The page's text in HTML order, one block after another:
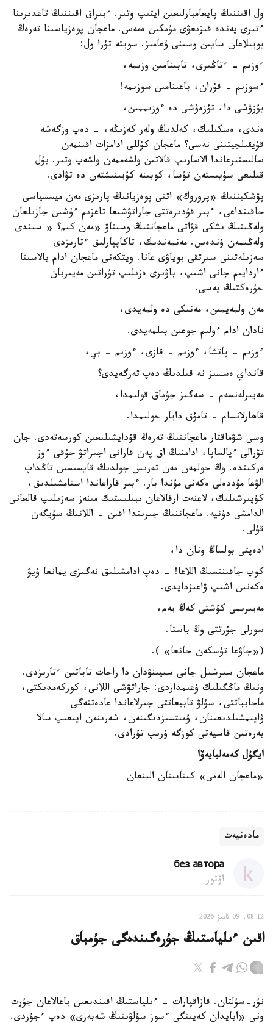
ول اقىننىڭ پايعامبارلىعىن ايتىپ وتىر. ءبىراق اقىننىڭ تاعدىرىنا
ءتىرى پەندە قىزىعۋى مۇمكىن ەمەس. ماعجان پوەزياسىنا تەرەڭ
بويىلاعان سايىن وسىنى ۇعامىز. سويتە تۇرا ول:
ءوزىم - ءتاڭىرى، تابىنامىن وزىمە،
ءسوزىم - قۇران، باعىنامىن سوزىمە!
بۇزۋشى دا، تۇزەۋشى دە ءوزىممىن،
ەندى، ەسكىلىك، كەلدىڭ ولەر كەزىڭە، - دەپ وزگەشە
قۇيقىلجيتىنى نەسى؟ ماعجان كۇللى ادامزات اقىنمەن
سالىستىرعاندا الاسارىپ قالاتىن ولشەممەن ولشەپ وتىر. بۇل
قىلىعى سۇيىستەن تۋسا، كوبىنە كۇيىنىشتەن دە تۋادى.
پۋشكيننىڭ «پروروك» اتتى پوەزيانىڭ پارىزى مەن ميسسياسى
حاقىنداعى، ءبىر قۇدىرەتتى جاراتۋشىعا تاعزىم ءۇشىن جازىلعان
ولەڭىنىڭ ىشكى قۋاتى ماعجاننىڭ وسىناۋ «مەن كىم؟ « سىندى
ولەڭىمەن ۇندەس. مەنمەندىك، تاكاپپارلىق ءتارىزدى
سەزىلەتىنى سىرتقى بوياۋى عانا. ويتكەنى ماعجان ادام بالاسىنا
ءاردايىم جانى اشىپ، باۋىرى ەزىلىپ تۇراتىن مەيىربان
جۇرەكتىڭ يەسى.
مەن ولمەيمىن، مەنىكى دە ولمەيدى،
نادان ادام ءولىم جوعىن بىلمەيدى.
ءوزىم - پاتشا، ءوزىم - قازى، ءوزىم - بي،
قانداي ەسسىز نە قىلدىڭ دەپ تەرگەيدى؟
مەيىرلەنسەم - سەگىز جۇماق قولىمدا،
قاھارلانسام - تامۇق دايار جولىمدا.
وسى شۋماقتار ماعجاننىڭ تەرەڭ قۇدايشىلىعىن كورسەتەدى. جان
تۋرالى ءپالساپا، ادامنىڭ اق پەن قارانى اجىراتۋ حۇقى ءوز
ەركىندە. وڭ جولمەن مەن تەرىس جولدىڭ قايسىسىن تاڭداپ
الۋعا مۇددەلى ەكەنى مۇندا بار. ءبىر قاراعاندا استامشىلدىق،
كۇپىرشىلىك، لاعنەت ارقالاعان ىبىلىستىك مىنەز سەزىلىپ قالعانى
الدامشى دۇنيە. ماعجاننىڭ جىرىندا اقىن - اللانىڭ سۇيگەن
قۇلى.
ادەپتى بولساڭ ونان دا،
كوپ جاقىننسىڭ اللاعا! - دەپ ادامشىلىق نەگىزى يمانعا ۇيۋ
ەكەنىن اشىپ ۋاعىزدايدى.
مەيىرىمى كۇشتى كەڭ يەم،
سورلى جۇرتتى وڭ باستا.
(«جاۋعا تۇسكەن جانعا» ).
ماعجان سىرشىل جانى سىيىنۋدان دا راحات تاباتىن ءتارىزدى.
ونىڭ ماڭگىلىك ۇعىمداردى: جاراتۋشى اللانى، كوركەمدىكتى،
ماحابباتتى، سۇلۋ تابيعاتتى جىرلاعاندا عادەتتەگى
ۋايىمشىلدىعىنان، ۇمىتسىزدىگىنەن، شەرىنەن ايىعىپ سالا
بەرەتىن قاسيەتى كوزگە ۇرىپ تۇرادى.
ايگۇل كەمەلبايەۆا
«ماعجان الەمى» كىتابىنان الىنعان
مادەنيەت
без автора
اۆتور
08:12, 09 تامىز 2026
اقىن ءىلياستىڭ جۇرەگىندەگى جۇمباق
نۇر-سۇلتان. قازاقپارات - ءىلياستىڭ اقىندىعىن باعالاعان جۇرت
ونى «ابايدان كەيىنگى ءسوز سۇلۋىنىڭ شەبەرى» دەپ ءجۇردى.